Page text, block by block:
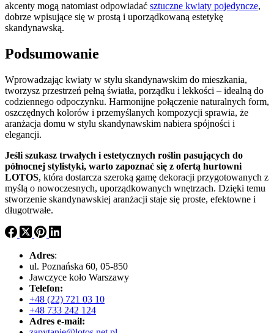
akcenty mogą natomiast odpowiadać sztuczne kwiaty pojedyncze,
dobrze wpisujące się w prostą i uporządkowaną estetykę
skandynawską.
Podsumowanie
Wprowadzając kwiaty w stylu skandynawskim do mieszkania,
tworzysz przestrzeń pełną światła, porządku i lekkości – idealną do
codziennego odpoczynku. Harmonijne połączenie naturalnych form,
oszczędnych kolorów i przemyślanych kompozycji sprawia, że
aranżacja domu w stylu skandynawskim nabiera spójności i
elegancji.
Jeśli szukasz trwałych i estetycznych roślin pasujących do
północnej stylistyki, warto zapoznać się z ofertą hurtowni
LOTOS, która dostarcza szeroką gamę dekoracji przygotowanych z
myślą o nowoczesnych, uporządkowanych wnętrzach. Dzięki temu
stworzenie skandynawskiej aranżacji staje się proste, efektowne i
długotrwałe.
Adres:
ul. Poznańska 60, 05-850
Jawczyce koło Warszawy
Telefon:
+48 (22) 721 03 10
+48 733 242 124
Adres e-mail: